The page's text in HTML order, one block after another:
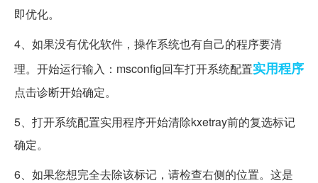
即优化。
4、如果没有优化软件，操作系统也有自己的程序要清
理。开始运行输入：msconfig回车打开系统配置实用程序
点击诊断开始确定。
5、打开系统配置实用程序开始清除kxetray前的复选标记
确定。
6、如果您想完全去除该标记，请检查右侧的位置。这是